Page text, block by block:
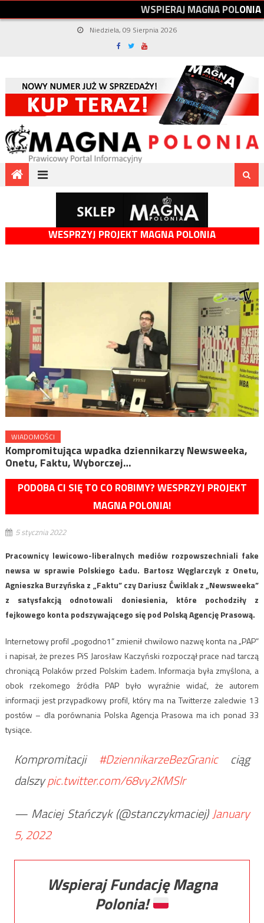
WSPIERAJMAGNAPOLONIA
Niedziela, 09 Sierpnia 2026
WESPRZYJ PROJEKT MAGNA POLONIA
WIADOMOŚCI
Kompromitująca wpadka dziennikarzy Newsweeka,
Onetu, Faktu, Wyborczej…
PODOBA CI SIĘ TO CO ROBIMY? WESPRZYJ PROJEKT
MAGNA POLONIA!
5 stycznia 2022
Pracownicy lewicowo-liberalnych mediów rozpowszechniali fake
newsa w sprawie Polskiego Ładu. Bartosz Węglarczyk z Onetu,
Agnieszka Burzyńska z „Faktu” czy Dariusz Ćwiklak z „Newsweeka”
z satysfakcją odnotowali doniesienia, które pochodziły z
fejkowego konta podszywającego się pod Polską Agencję Prasową.
Internetowy profil „pogodno1” zmienił chwilowo nazwę konta na „PAP”
i napisał, że prezes PiS Jarosław Kaczyński rozpoczął prace nad tarczą
chroniącą Polaków przed Polskim Ładem. Informacja była zmyślona, a
obok rzekomego źródła PAP było wyraźnie widać, że autorem
informacji jest przypadkowy profil, który ma na Twitterze zaledwie 13
postów – dla porównania Polska Agencja Prasowa ma ich ponad 33
tysiące.
Kompromitacji #DziennikarzeBezGranicciąg
dalszypic.twitter.com/68vy2KMSlr
— Maciej Stańczyk (@stanczykmaciej)January
5, 2022
Wspieraj Fundację Magna
Polonia!